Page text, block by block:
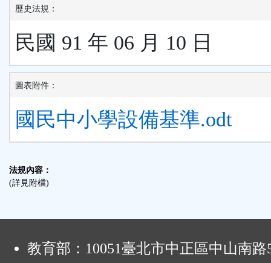
歷史法規：
民國 91 年 06 月 10 日
圖表附件：
國民中小學設備基準.odt
法規內容：
(詳見附檔)
教育部：10051臺北市中正區中山南